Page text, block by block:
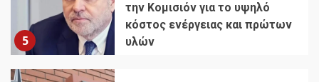
5
την Κομισιόν για το υψηλό
κόστος ενέργειας και πρώτων
υλών